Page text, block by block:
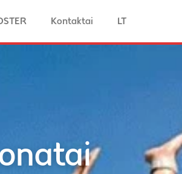
Kontaktai LT